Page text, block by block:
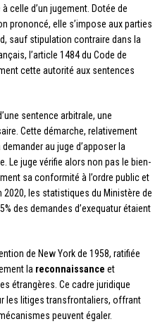
celle d’un jugement. Dotée de
prononcé, elle s’impose aux parties
sauf stipulation contraire dans la
l’article 1484 du Code de
cette autorité aux sentences
sentence arbitrale, une
Cette démarche, relativement
au juge d’apposer la
Le juge vérifie alors non pas le bien-
sa conformité à l’ordre public et
les statistiques du Ministère de
des demandes d’exequatur étaient
de New York de 1958, ratifiée
la reconnaissance et
étrangères. Ce cadre juridique
les litiges transfrontaliers, offrant
peuvent égaler.